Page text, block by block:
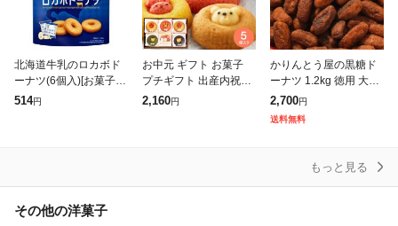
北海道牛乳のロカボド
ーナツ(6個入)[お菓子
その他]
514円
お中元 ギフト お菓子
プチギフト 出産内祝い
スイーツ アニマルドー
2,160円
かりんとう屋の黒糖ド
ーナツ 1.2kg 徳用 大容
量 オヤツ 土産 ドーナ
ツ 甜菜糖 黒糖 かりん
2,700円
送料無料
もっと見る
その他の洋菓子